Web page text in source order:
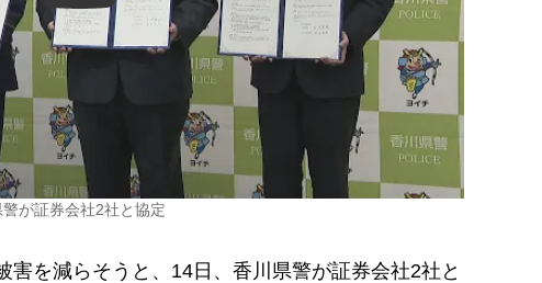
が証券会社2社と協定
を減らそうと、14日、香川県警が証券会社2社と